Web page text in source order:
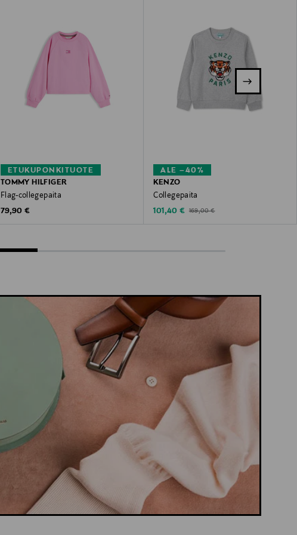
ETUKUPONKITUOTE
TOMMY HILFIGER
Flag-collegepaita
Original Price
79,90 €
ALE –40%
KENZO
Collegepaita
Discounted Price
101,40 € Original Price
169,00 €